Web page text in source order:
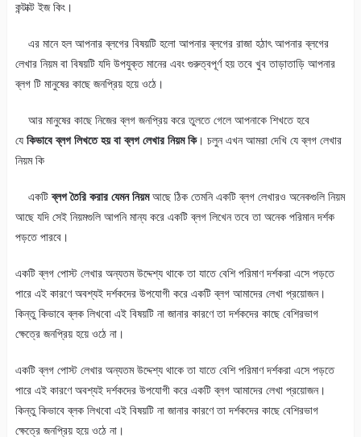
কন্টাক্ট ইজ কিং।
এর মানে হল আপনার ব্লগের বিষয়টি হলো আপনার ব্লগের রাজা হঠাৎ আপনার ব্লগের
লেখার নিয়ম বা বিষয়টি যদি উপযুক্ত মানের এবং গুরুত্বপূর্ণ হয় তবে খুব তাড়াতাড়ি আপনার
ব্লগ টি মানুষের কাছে জনপ্রিয় হয়ে ওঠে।
আর মানুষের কাছে নিজের ব্লগ জনপ্রিয় করে তুলতে গেলে আপনাকে শিখতে হবে
যে কিভাবে ব্লগ লিখতে হয় বা ব্লগ লেখার নিয়ম কি। চলুন এখন আমরা দেখি যে ব্লগ লেখার
নিয়ম কি
একটিব্লগ তৈরি করার যেমন নিয়মআছে ঠিক তেমনি একটি ব্লগ লেখারও অনেকগুলি নিয়ম
আছে যদি সেই নিয়মগুলি আপনি মান্য করে একটি ব্লগ লিখেন তবে তা অনেক পরিমান দর্শক
পড়তে পারবে।
একটি ব্লগ পোস্ট লেখার অন্যতম উদ্দেশ্য থাকে তা যাতে বেশি পরিমাণ দর্শকরা এসে পড়তে
পারে এই কারণে অবশ্যই দর্শকদের উপযোগী করে একটি ব্লগ আমাদের লেখা প্রয়োজন।
কিন্তু কিভাবে ব্লক লিখবো এই বিষয়টি না জানার কারণে তা দর্শকদের কাছে বেশিরভাগ
ক্ষেত্রে জনপ্রিয় হয়ে ওঠে না।
একটি ব্লগ পোস্ট লেখার অন্যতম উদ্দেশ্য থাকে তা যাতে বেশি পরিমাণ দর্শকরা এসে পড়তে
পারে এই কারণে অবশ্যই দর্শকদের উপযোগী করে একটি ব্লগ আমাদের লেখা প্রয়োজন।
কিন্তু কিভাবে ব্লক লিখবো এই বিষয়টি না জানার কারণে তা দর্শকদের কাছে বেশিরভাগ
ক্ষেত্রে জনপ্রিয় হয়ে ওঠে না।